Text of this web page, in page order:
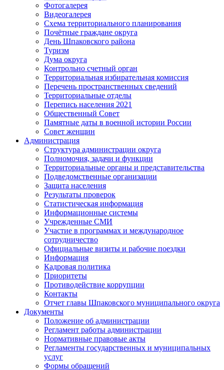
Фотогалерея
Видеогалерея
Схема территориального планирования
Почётные граждане округа
День Шпаковского района
Туризм
Дума округа
Контрольно счетный орган
Территориальная избирательная комиссия
Перечень пространственных сведений
Территориальные отделы
Перепись населения 2021
Общественный Совет
Памятные даты в военной истории России
Совет женщин
Администрация
Структура администрации округа
Полномочия, задачи и функции
Территориальные органы и представительства
Подведомственные организации
Защита населения
Результаты проверок
Статистическая информация
Информационные системы
Учрежденные СМИ
Участие в программах и международное
сотрудничество
Официальные визиты и рабочие поездки
Информация
Кадровая политика
Приоритеты
Противодействие коррупции
Контакты
Отчет главы Шпаковского муниципального округа
Документы
Положение об администрации
Регламент работы администрации
Нормативные правовые акты
Регламенты государственных и муниципальных
услуг
Формы обращений